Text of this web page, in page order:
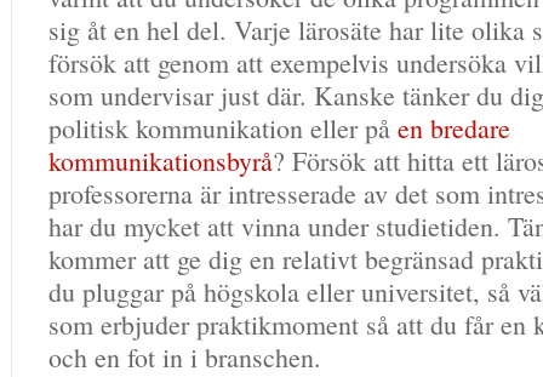
sig åt en hel del. Varje lärosäte har lite olika
försök att genom att exempelvis undersöka
som undervisar just där. Kanske tänker du
politisk kommunikation eller på en bredare
kommunikationsbyrå? Försök att hitta ett
professorerna är intresserade av det som
har du mycket att vinna under studietiden.
kommer att ge dig en relativt begränsad
du pluggar på högskola eller universitet, så
som erbjuder praktikmoment så att du får en
och en fot in i branschen.